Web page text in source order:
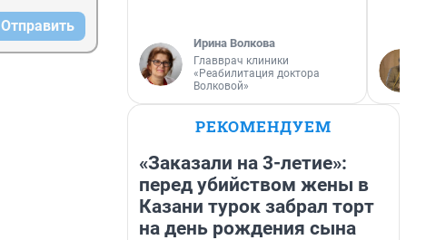
Отправить
Ирина Волкова
Главврач клиники
«Реабилитация доктора
Волковой»
РЕКОМЕНДУЕМ
«Заказали на 3-летие»:
перед убийством жены в
Казани турок забрал торт
на день рождения сына